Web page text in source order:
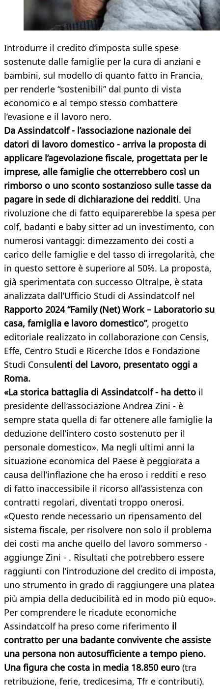
Introdurre il credito d’imposta sulle spese
sostenute dalle famiglie per la cura di anziani e
bambini, sul modello di quanto fatto in Francia,
per renderle “sostenibili” dal punto di vista
economico e al tempo stesso combattere
l’evasione e il lavoro nero.
Da Assindatcolf - l’associazione nazionale dei
datori di lavoro domestico - arriva la proposta di
applicare l’agevolazione fiscale, progettata per le
imprese, alle famiglie che otterrebbero così un
rimborso o uno sconto sostanzioso sulle tasse da
pagare in sede di dichiarazione dei redditi. Una
rivoluzione che di fatto equiparerebbe la spesa per
colf, badanti e baby sitter ad un investimento, con
numerosi vantaggi: dimezzamento dei costi a
carico delle famiglie e del tasso di irregolarità, che
in questo settore è superiore al 50%. La proposta,
già sperimentata con successo Oltralpe, è stata
analizzata dall’Ufficio Studi di Assindatcolf nel
Rapporto 2024 “Family (Net) Work – Laboratorio su
casa, famiglia e lavoro domestico”, progetto
editoriale realizzato in collaborazione con Censis,
Effe, Centro Studi e Ricerche Idos e Fondazione
Studi Consulenti del Lavoro, presentato oggi a
Roma.
«La storica battaglia di Assindatcolf - ha detto il
presidente dell’associazione Andrea Zini - è
sempre stata quella di far ottenere alle famiglie la
deduzione dell’intero costo sostenuto per il
personale domestico». Ma negli ultimi anni la
situazione economica del Paese è peggiorata a
causa dell’inflazione che ha eroso i redditi e reso
di fatto inaccessibile il ricorso all’assistenza con
contratti regolari, diventati troppo onerosi.
«Questo rende necessario un ripensamento del
sistema fiscale, per risolvere non solo il problema
dei costi ma anche quello del lavoro sommerso -
aggiunge Zini - . Risultati che potrebbero essere
raggiunti con l’introduzione del credito di imposta,
uno strumento in grado di raggiungere una platea
più ampia della deducibilità ed in modo più equo».
Per comprendere le ricadute economiche
Assindatcolf ha preso come riferimento il
contratto per una badante convivente che assiste
una persona non autosufficiente a tempo pieno.
Una figura che costa in media 18.850 euro (tra
retribuzione, ferie, tredicesima, Tfr e contributi).